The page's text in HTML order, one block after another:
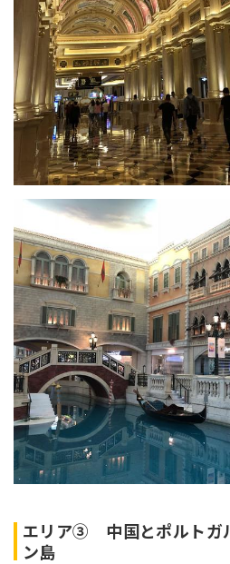
エリア③ 中国とポルトガ
ン島